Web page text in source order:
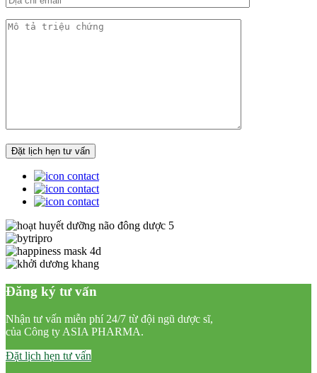
Đăng ký tư vấn
Nhận tư vấn miễn phí 24/7 từ đội ngũ dược sĩ,
của Công ty ASIA PHARMA.
Đặt lịch hẹn tư vấn